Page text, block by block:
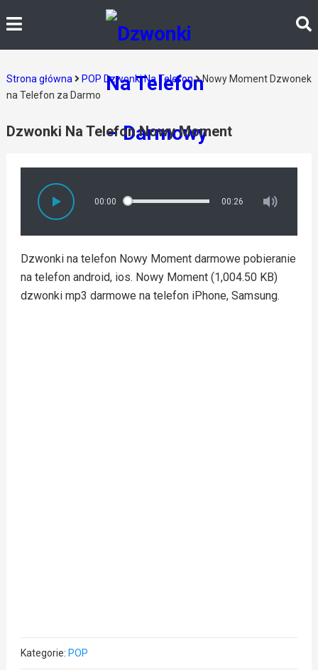
Strona główna POP Dzwonki Na Telefon
Nowy Moment Dzwonek
na Telefon za Darmo
Dzwonki Na Telefon Nowy Moment
00:00 00:26
Dzwonki na telefon Nowy Moment darmowe pobieranie
na telefon android, ios. Nowy Moment (1,004.50 KB)
dzwonki mp3 darmowe na telefon iPhone, Samsung.
Kategorie: POP